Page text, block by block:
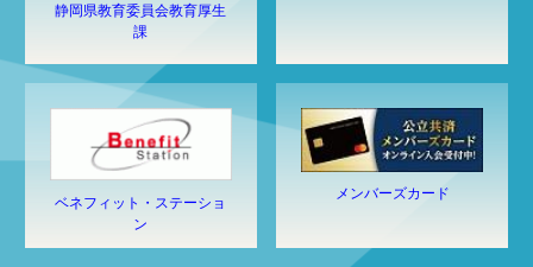
静岡県教育委員会教育厚生
課
ベネフィット・ステーショ
ン
メンバーズカード